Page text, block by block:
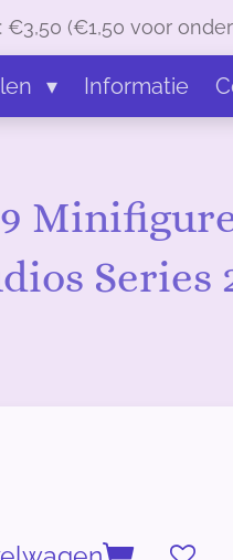
(€1,50 voor
Informatie
Series